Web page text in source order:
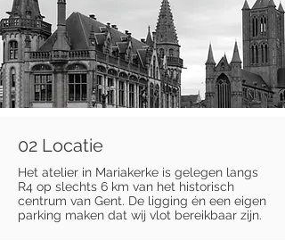
02 Locatie
Het atelier in Mariakerke is gelegen langs
R4 op slechts 6 km van het historisch
centrum van Gent. De ligging én een eigen
parking maken dat wij vlot bereikbaar zijn.